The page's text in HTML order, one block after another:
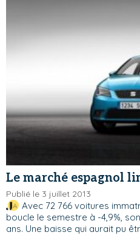
Le marché espagnol
Publié le 3 juillet 2013
Avec 72 766 voitures
boucle le semestre à -4,9%,
ans. Une baisse qui aurait pu